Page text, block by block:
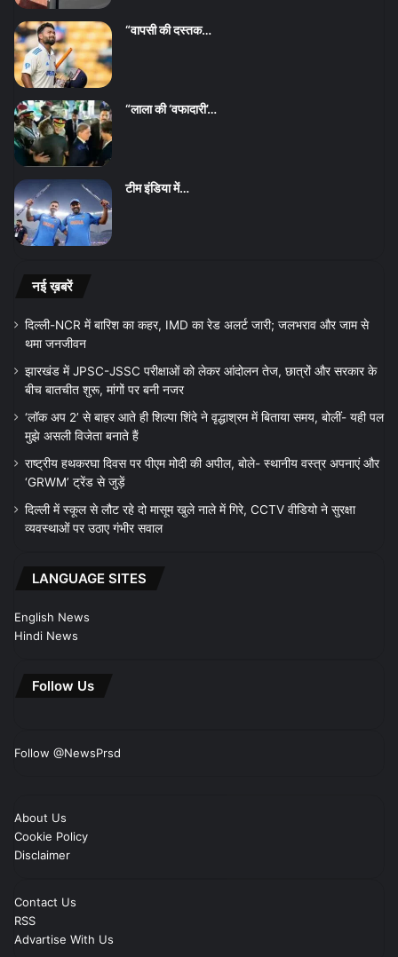
“वापसी की दस्तक…
“लाला की ‘वफादारी’…
टीम इंडिया में…
नई ख़बरें
दिल्ली-NCR में बारिश का कहर, IMD का रेड अलर्ट जारी; जलभराव और जाम से
थमा जनजीवन
झारखंड में JPSC-JSSC परीक्षाओं को लेकर आंदोलन तेज, छात्रों और सरकार के
बीच बातचीत शुरू, मांगों पर बनी नजर
‘लॉक अप 2’ से बाहर आते ही शिल्पा शिंदे ने वृद्धाश्रम में बिताया समय, बोलीं- यही पल
मुझे असली विजेता बनाते हैं
राष्ट्रीय हथकरघा दिवस पर पीएम मोदी की अपील, बोले- स्थानीय वस्त्र अपनाएं और
‘GRWM’ ट्रेंड से जुड़ें
दिल्ली में स्कूल से लौट रहे दो मासूम खुले नाले में गिरे, CCTV वीडियो ने सुरक्षा
व्यवस्थाओं पर उठाए गंभीर सवाल
LANGUAGE SITES
English News
Hindi News
Follow Us
Follow @NewsPrsd
About Us
Cookie Policy
Disclaimer
Contact Us
RSS
Advartise With Us